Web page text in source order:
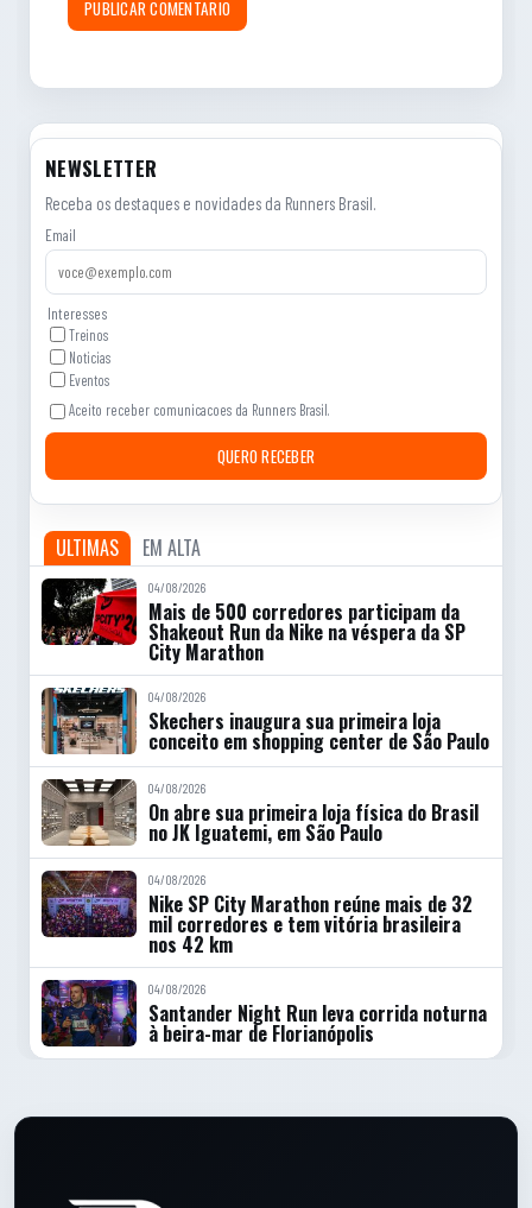
NEWSLETTER
Receba os destaques e novidades da Runners Brasil.
Email
Interesses
Treinos
Noticias
Eventos
Aceito receber comunicacoes da Runners Brasil.
QUERO RECEBER
ULTIMAS EM ALTA
04/08/2026
Mais de 500 corredores participam da
Shakeout Run da Nike na véspera da SP
City Marathon
04/08/2026
Skechers inaugura sua primeira loja
conceito em shopping center de São Paulo
04/08/2026
On abre sua primeira loja física do Brasil
no JK Iguatemi, em São Paulo
04/08/2026
Nike SP City Marathon reúne mais de 32
mil corredores e tem vitória brasileira
nos 42 km
04/08/2026
Santander Night Run leva corrida noturna
à beira-mar de Florianópolis
Rodape do site